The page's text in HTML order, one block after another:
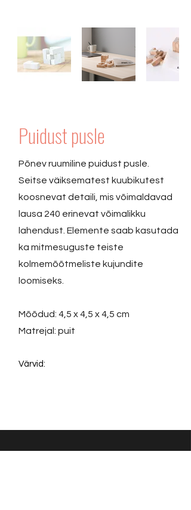
Puidust pusle
Põnev ruumiline puidust pusle.
Seitse väiksematest kuubikutest
koosnevat detaili, mis võimaldavad
lausa 240 erinevat võimalikku
lahendust. Elemente saab kasutada
ka mitmesuguste teiste
kolmemõõtmeliste kujundite
loomiseks.
Mõõdud: 4,5 x 4,5 x 4,5 cm
Matrejal: puit
Värvid: